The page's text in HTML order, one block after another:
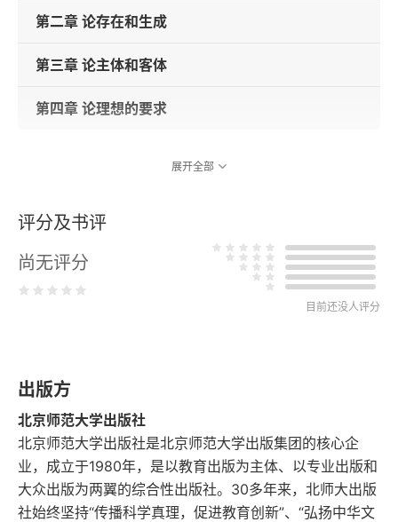
第二章 论存在和生成
第三章 论主体和客体
第四章 论理想的要求
展开全部
评分及书评
尚无评分
目前还没人评分
出版方
北京师范大学出版社
北京师范大学出版社是北京师范大学出版集团的核心企
业，成立于1980年，是以教育出版为主体、以专业出版和
大众出版为两翼的综合性出版社。30多年来，北师大出版
社始终坚持“传播科学真理，促进教育创新”、“弘扬中华文